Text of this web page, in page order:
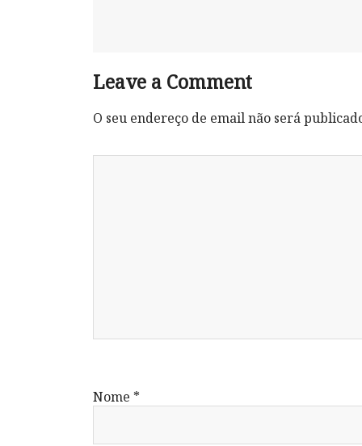
Leave a Comment
O seu endereço de email não será
Nome *